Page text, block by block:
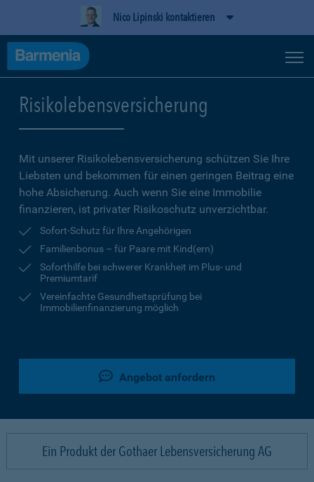
Nico Lipinski kontaktieren
Risikolebensversicherung
Mit unserer Risikolebensversicherung schützen Sie Ihre
Liebsten und bekommen für einen geringen Beitrag eine
hohe Ab­sicherung. Auch wenn Sie eine Immobilie
finanzieren, ist privater Risikoschutz unverzichtbar.
Sofort-Schutz für Ihre Angehörigen
Familienbonus – für Paare mit Kind(ern)
Soforthilfe bei schwerer Krankheit im Plus- und
Premiumtarif
Vereinfachte Gesundheitsprüfung bei
Immobilienfinanzierung möglich
Angebot anfordern
Ein Produkt der Gothaer Lebensversicherung AG